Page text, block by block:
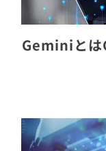
Geminiとは